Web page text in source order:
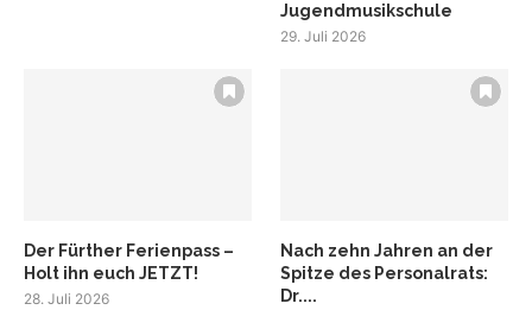
Jugendmusikschule
29. Juli 2026
Der Fürther Ferienpass –
Holt ihn euch JETZT!
28. Juli 2026
Nach zehn Jahren an der
Spitze des Personalrats:
Dr....